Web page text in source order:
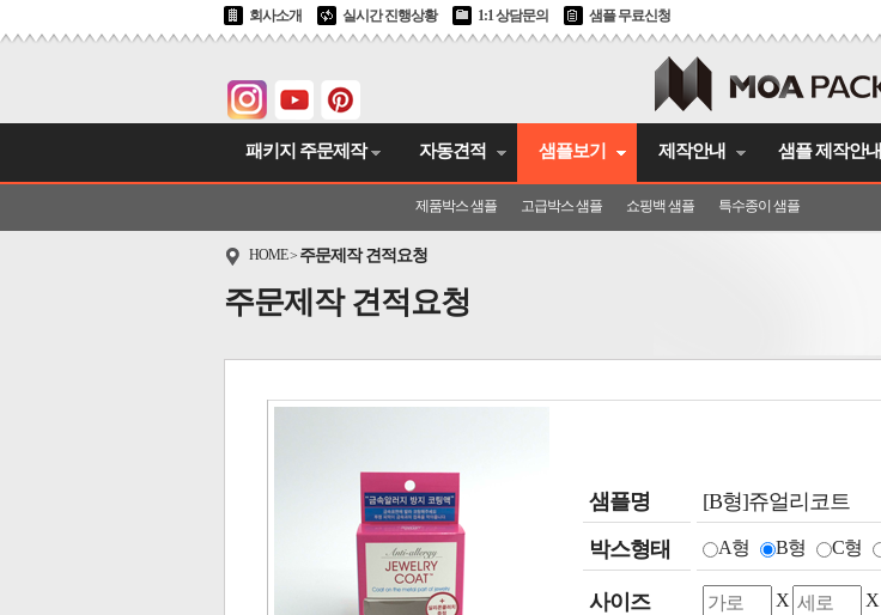
회사소개 실시간 진행상황 1:1 상담문의 샘플 무료신청
패키지 주문제작 자동견적 샘플보기
제품박스 샘플 고급박스 샘플 쇼핑백 샘플 특수종이 샘플
제작안내 샘플 제작안내
HOME> 주문제작 견적요청
주문제작 견적요청
샘플명
[B형]쥬얼리코트
박스형태
A형 B형 C형
사이즈 X X